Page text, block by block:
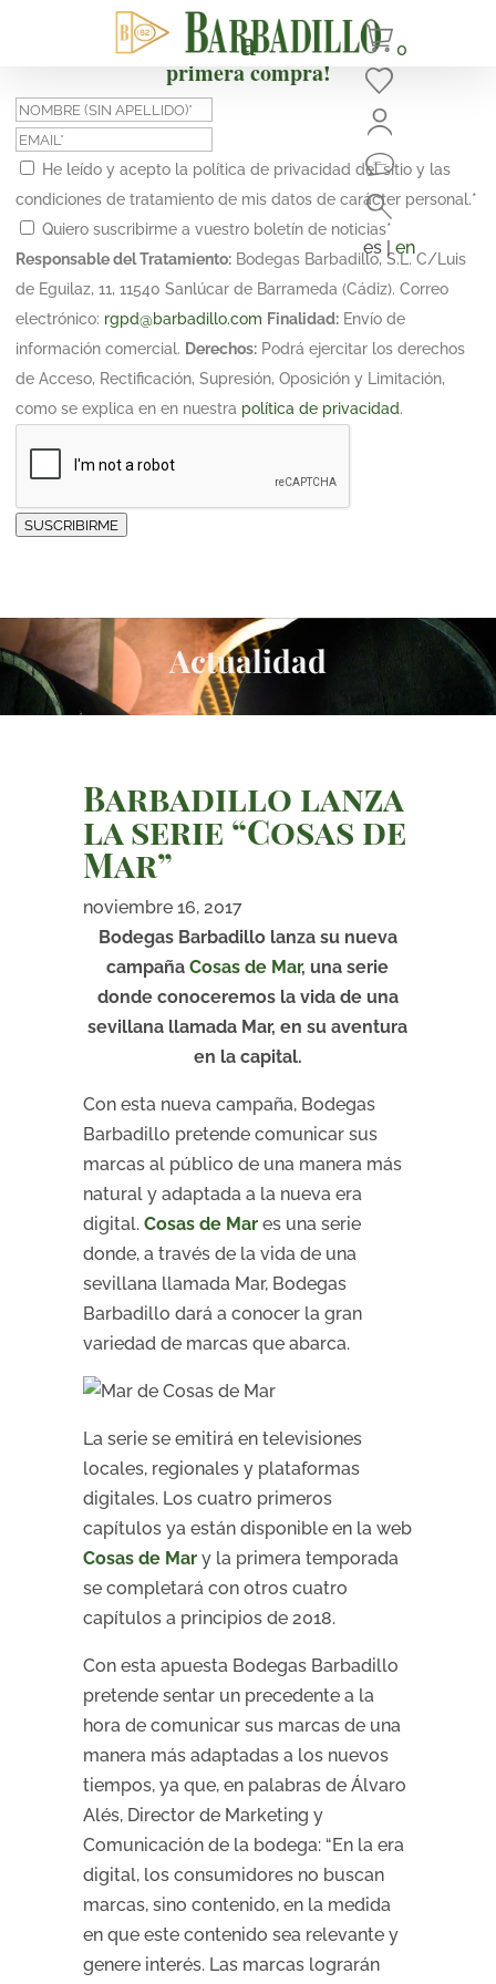
¡Suscríbete y obtén un 10% de descuento en tu
primera compra!
He leído y acepto la política de privacidad del sitio y las
condiciones de tratamiento de mis datos de carácter personal.*
Quiero suscribirme a vuestro boletín de noticias*
Responsable del Tratamiento: Bodegas Barbadillo, S.L. C/Luis
de Eguilaz, 11, 11540 Sanlúcar de Barrameda (Cádiz). Correo
electrónico: rgpd@barbadillo.com Finalidad: Envío de
información comercial. Derechos: Podrá ejercitar los derechos
de Acceso, Rectificación, Supresión, Oposición y Limitación,
como se explica en en nuestra política de privacidad.
SUSCRIBIRME
0
es |en
Actualidad
Barbadillo lanza
la serie “Cosas de
Mar”
noviembre 16, 2017
Bodegas Barbadillo lanza su nueva
campañaCosas de Mar, una serie
donde conoceremos la vida de una
sevillana llamada Mar, en su aventura
en la capital.
Con esta nueva campaña, Bodegas
Barbadillo pretende comunicar sus
marcas al público de una manera más
natural y adaptada a la nueva era
digital. Cosas de Mares una serie
donde, a través de la vida de una
sevillana llamada Mar, Bodegas
Barbadillo dará a conocer la gran
variedad de marcas que abarca.
La serie se emitirá en televisiones
locales, regionales y plataformas
digitales. Los cuatro primeros
capítulos ya están disponible en la web
Cosas de Mar y la primera temporada
se completará con otros cuatro
capítulos a principios de 2018.
Con esta apuesta Bodegas Barbadillo
pretende sentar un precedente a la
hora de comunicar sus marcas de una
manera más adaptadas a los nuevos
tiempos, ya que, en palabras de Álvaro
Alés, Director de Marketing y
Comunicación de la bodega: “En la era
digital, los consumidores no buscan
marcas, sino contenido, en la medida
en que este contenido sea relevante y
genere interés. Las marcas lograrán